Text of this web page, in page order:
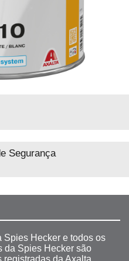
Segurança
Spies Hecker e todos os
da Spies Hecker são